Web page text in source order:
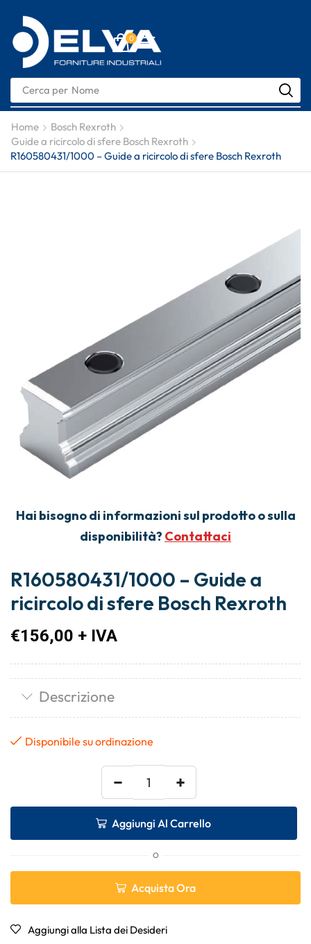
0
Cerca per Nome
Home
Bosch Rexroth
Guide a ricircolo di sfere Bosch Rexroth
R160580431/1000 – Guide a ricircolo di sfere Bosch Rexroth
Hai bisogno di informazioni sul prodotto o sulla
disponibilità? Contattaci
R160580431/1000 – Guide a
ricircolo di sfere Bosch Rexroth
€156,00 + IVA
Descrizione
Disponibile su ordinazione
− +
Aggiungi Al Carrello
O
Acquista Ora
Aggiungi alla Lista dei Desideri